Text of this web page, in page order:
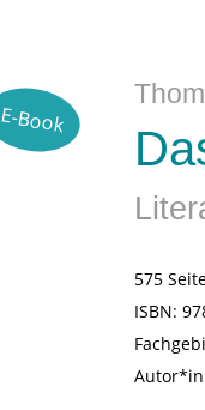
E-Book
575
ISBN: